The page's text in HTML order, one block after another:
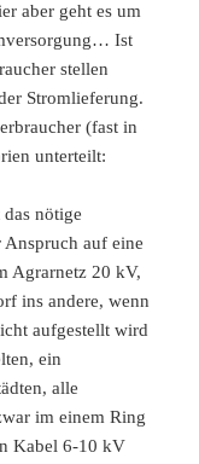
aber geht es um
Ist
stellen
Stromlieferung.
(fast in
unterteilt:
nötige
Anspruch auf eine
Agrarnetz 20 kV,
ins andere, wenn
aufgestellt wird
ein
alle
im einem Ring
Kabel 6-10 kV